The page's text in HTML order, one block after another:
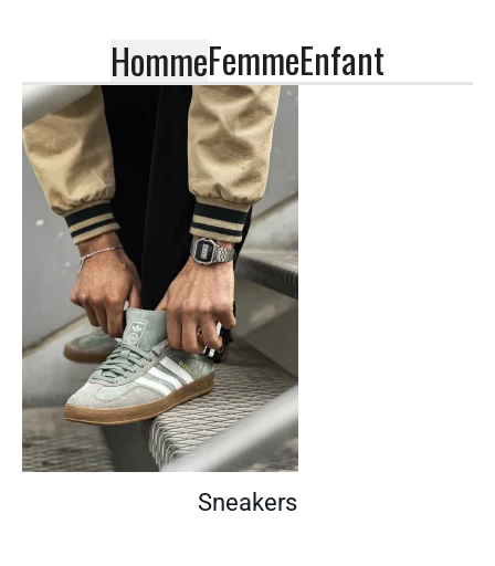
HommeFemmeEnfant
Sneakers